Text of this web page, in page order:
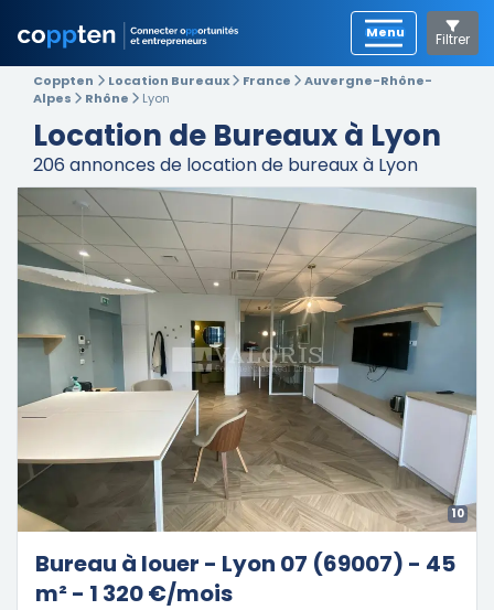
Filtrer
Coppten Location Bureaux France
Auvergne-Rhône-
Alpes
Rhône Lyon
Location de Bureaux à Lyon
206 annonces de location de bureaux à Lyon
10
Bureau à louer - Lyon 07 (69007) - 45
m² - 1 320 €/mois